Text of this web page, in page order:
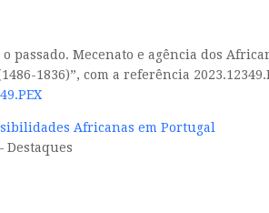
o passado. Mecenato e agência dos
1836)”, com a referência
Africanas em Portugal
Destaques